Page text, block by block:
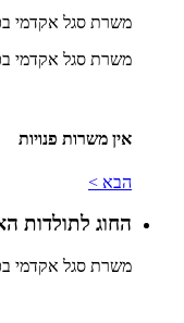
משרת סגל אקדמי
משרת סגל אקדמי
אין משרות פנויות
הבא >
החוג לתולדות
משרת סגל אקדמי